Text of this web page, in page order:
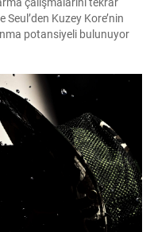
Seul’den Kuzey Kore’nin
potansiyeli bulunuyor
yeniden canlandırma
toplantısında...